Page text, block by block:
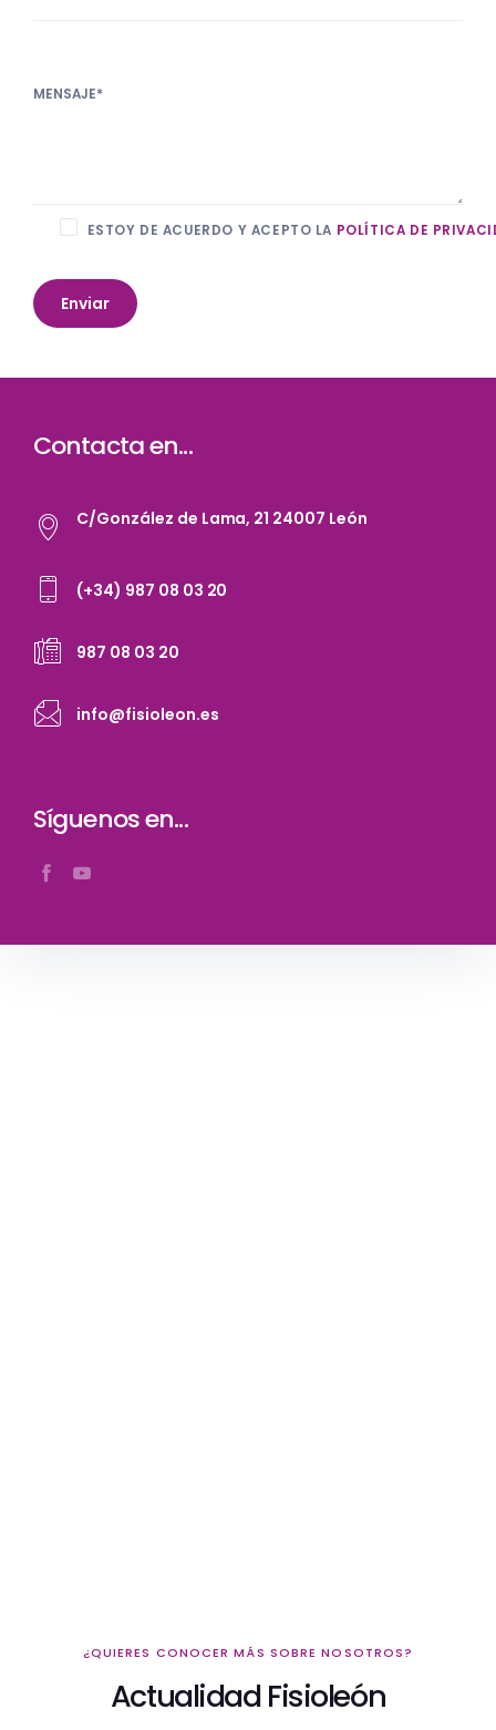
MENSAJE*
ESTOY DE ACUERDO Y ACEPTO LA POLÍTICA DE
Contacta en...
C/González de Lama, 21 24007 León
(+34) 987 08 03 20
987 08 03 20
info@fisioleon.es
Síguenos en...
¿QUIERES CONOCER MÁS SOBRE NOSOTROS?
Actualidad Fisioleón